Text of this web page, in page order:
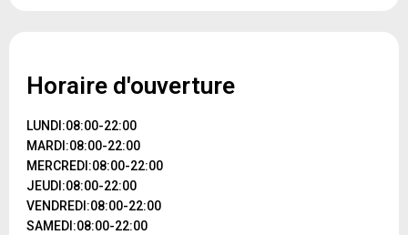
Horaire d'ouverture
LUNDI:08:00-22:00
MARDI:08:00-22:00
MERCREDI:08:00-22:00
JEUDI:08:00-22:00
VENDREDI:08:00-22:00
SAMEDI:08:00-22:00